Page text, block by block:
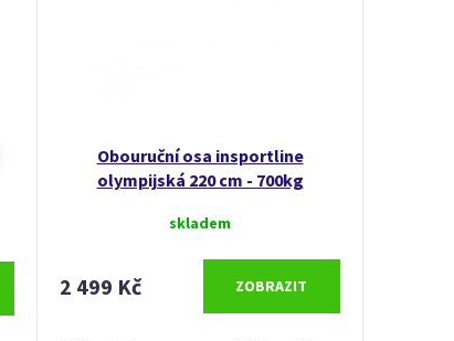
Obouruční osa insportline
olympijská 220 cm - 700kg
skladem
2 499 Kč ZOBRAZIT